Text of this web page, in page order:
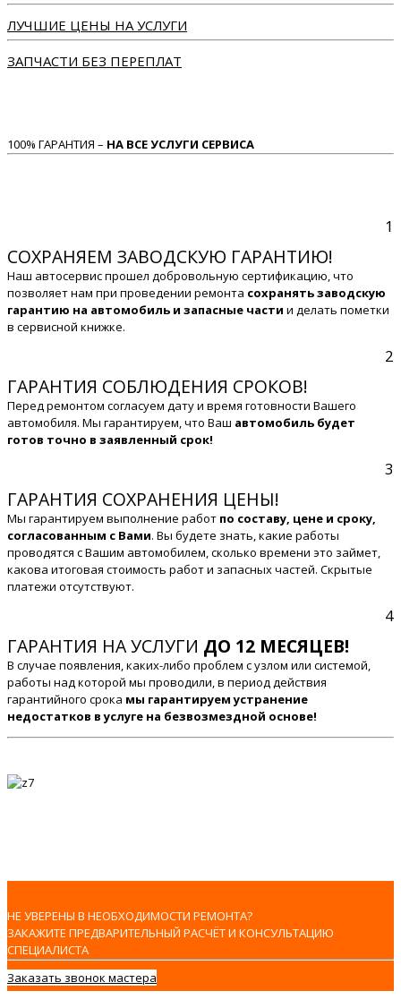
ЛУЧШИЕ ЦЕНЫ НА УСЛУГИ
ЗАПЧАСТИ БЕЗ ПЕРЕПЛАТ
100% ГАРАНТИЯ – НА ВСЕ УСЛУГИ СЕРВИСА
1
СОХРАНЯЕМ ЗАВОДСКУЮ ГАРАНТИЮ!
Наш автосервис прошел добровольную сертификацию, что
позволяет нам при проведении ремонта сохранять заводскую
гарантию на автомобиль и запасные части и делать пометки
в сервисной книжке.
2
ГАРАНТИЯ СОБЛЮДЕНИЯ СРОКОВ!
Перед ремонтом согласуем дату и время готовности Вашего
автомобиля. Мы гарантируем, что Ваш автомобиль будет
готов точно в заявленный срок!
3
ГАРАНТИЯ СОХРАНЕНИЯ ЦЕНЫ!
Мы гарантируем выполнение работ по составу, цене и сроку,
согласованным с Вами. Вы будете знать, какие работы
проводятся с Вашим автомобилем, сколько времени это займет,
какова итоговая стоимость работ и запасных частей. Скрытые
платежи отсутствуют.
4
ГАРАНТИЯ НА УСЛУГИ ДО 12 МЕСЯЦЕВ!
В случае появления, каких-либо проблем с узлом или системой,
работы над которой мы проводили, в период действия
гарантийного срока мы гарантируем устранение
недостатков в услуге на безвозмездной основе!
НЕ УВЕРЕНЫ В НЕОБХОДИМОСТИ РЕМОНТА?
ЗАКАЖИТЕ ПРЕДВАРИТЕЛЬНЫЙ РАСЧЁТ И КОНСУЛЬТАЦИЮ
СПЕЦИАЛИСТА
Заказать звонок мастера